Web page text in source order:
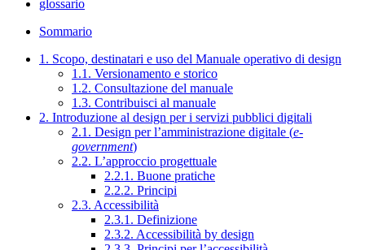
glossario
Sommario
1. Scopo, destinatari e uso del Manuale operativo di design
1.1. Versionamento e storico
1.2. Consultazione del manuale
1.3. Contribuisci al manuale
2. Introduzione al design per i servizi pubblici digitali
2.1. Design per l’amministrazione digitale (e-
government)
2.2. L’approccio progettuale
2.2.1. Buone pratiche
2.2.2. Principi
2.3. Accessibilità
2.3.1. Definizione
2.3.2. Accessibilità by design